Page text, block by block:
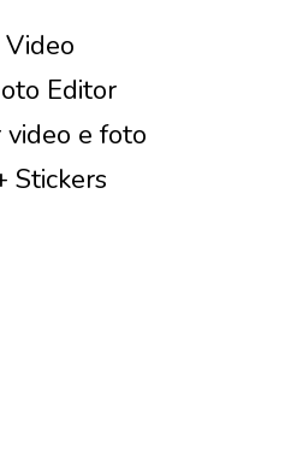
Editor
e foto
Stickers